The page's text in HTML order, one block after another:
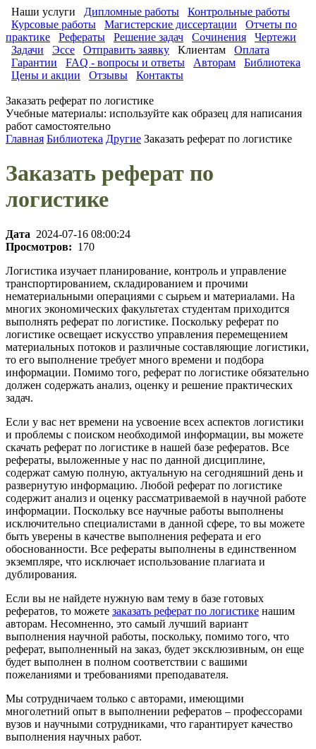
Наши услуги Дипломные работы
Контрольные работы
Курсовые работы
Магистерские диссертации
Отчеты по
практике
Рефераты Решение задач Сочинения
Чертежи
Задачи
Эссе Отправить заявку Клиентам
Оплата
Гарантии
FAQ - вопросы и ответы Авторам
Библиотека
Цены и акции
Отзывы Контакты
Заказать реферат по логистике
Учебные материалы: используйте как образец для написания
работ самостоятельно
Главная Библиотека Другие Заказать реферат по логистике
Заказать реферат по
логистике
Дата 2024-07-16 08:00:24
Просмотров: 170
Логистика изучает планирование, контроль и управление
транспортированием, складированием и прочими
нематериальными операциями с сырьем и материалами. На
многих экономических факультетах студентам приходится
выполнять реферат по логистике. Поскольку реферат по
логистике освещает искусство управления перемещением
материальных потоков и различные составляющие логистики,
то его выполнение требует много времени и подбора
информации. Помимо того, реферат по логистике обязательно
должен содержать анализ, оценку и решение практических
задач.
Если у вас нет времени на усвоение всех аспектов логистики
и проблемы с поиском необходимой информации, вы можете
скачать реферат по логистике в нашей базе рефератов. Все
рефераты, выложенные у нас по данной дисциплине,
содержат самую полную, актуальную на сегодняшний день и
развернутую информацию. Любой реферат по логистике
содержит анализ и оценку рассматриваемой в научной работе
информации. Поскольку все научные работы выполнены
исключительно специалистами в данной сфере, то вы можете
быть уверены в качестве выполнения реферата и его
обоснованности. Все рефераты выполнены в единственном
экземпляре, что исключает использование плагиата и
дублирования.
Если вы не найдете нужную вам тему в базе готовых
рефератов, то можете заказать реферат по логистике нашим
авторам. Несомненно, это самый лучший вариант
выполнения научной работы, поскольку, помимо того, что
реферат, выполненный на заказ, будет эксклюзивным, он еще
будет выполнен в полном соответствии с вашими
пожеланиями и требованиями преподавателя.
Мы сотрудничаем только с авторами, имеющими
многолетний опыт в выполнении рефератов – профессорами
вузов и научными сотрудниками, что гарантирует качество
выполнения научных работ.